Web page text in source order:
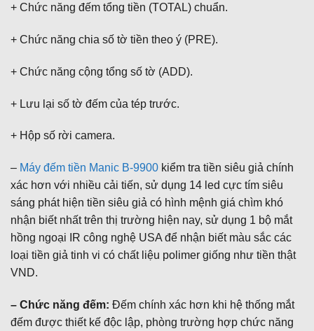
+ Chức năng đếm tổng tiền (TOTAL) chuẩn.
+ Chức năng chia số tờ tiền theo ý (PRE).
+ Chức năng cộng tổng số tờ (ADD).
+ Lưu lại số tờ đếm của tép trước.
+ Hộp số rời camera.
– Máy đếm tiền Manic B-9900 kiểm tra tiền siêu giả chính
xác hơn với nhiều cải tiến, sử dụng 14 led cực tím siêu
sáng phát hiện tiền siêu giả có hình mệnh giá chìm khó
nhận biết nhất trên thị trường hiện nay, sử dụng 1 bộ mắt
hồng ngoại IR công nghệ USA để nhận biết màu sắc các
loại tiền giả tinh vi có chất liệu polimer giống như tiền thật
VND.
– Chức năng đếm: Đếm chính xác hơn khi hệ thống mắt
đếm được thiết kế độc lập, phòng trường hợp chức năng